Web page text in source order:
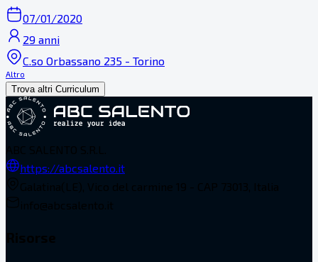
07/01/2020
29 anni
C.so Orbassano 235 - Torino
Altro
Trova altri Curriculum
https://abcsalento.it